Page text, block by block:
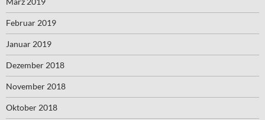
Februar 2019
Januar 2019
Dezember 2018
November 2018
Oktober 2018